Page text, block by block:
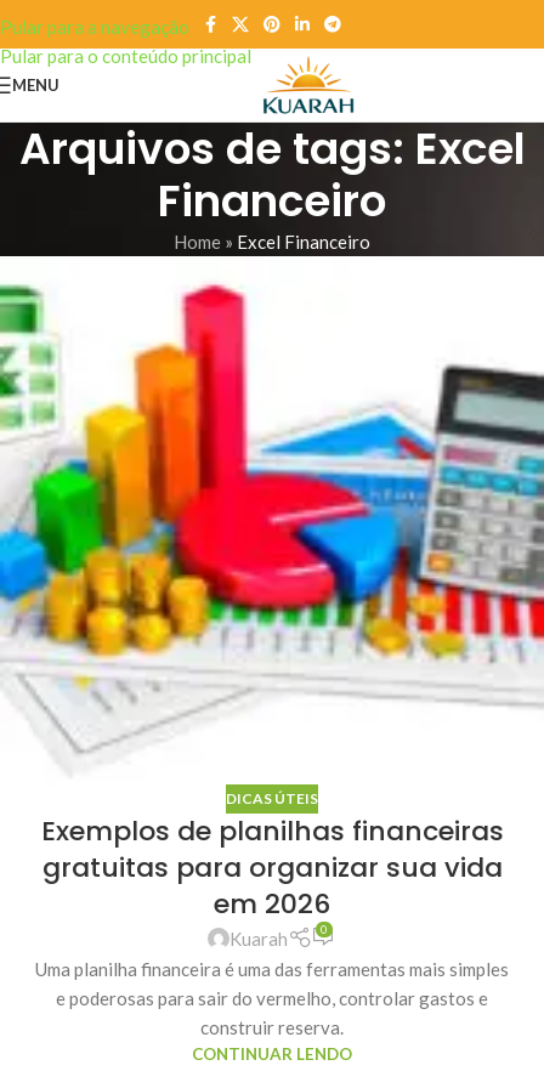
Pular para a navegação
Pular para o conteúdo principal
MENU
Arquivos de tags: Excel
Financeiro
Home » Excel Financeiro
DICAS ÚTEIS
Exemplos de planilhas financeiras
gratuitas para organizar sua vida
em 2026
Kuarah 0
Uma planilha financeira é uma das ferramentas mais simples
e poderosas para sair do vermelho, controlar gastos e
construir reserva.
CONTINUAR LENDO